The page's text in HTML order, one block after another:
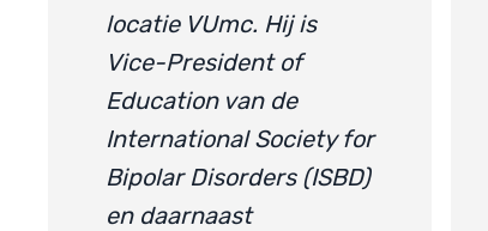
locatie VUmc. Hij is
Vice-President of
Education van de
International Society for
Bipolar Disorders (ISBD)
en daarnaast